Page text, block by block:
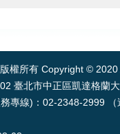
權所有 Copyright ©
臺北市中正區凱達格蘭
專線)：02-2348-2999 （